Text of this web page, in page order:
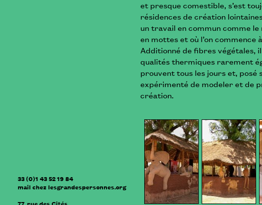
33 (0)1 43 52 19 84
mail chez lesgrandespersonnes.org
et presque comestible, s’est
résidences de création
un travail en commun comme le
en mottes et où l’on commence
Additionné de fibres végétales,
qualités thermiques rarement
prouvent tous les jours et, posé
expérimenté de modeler et de
création.